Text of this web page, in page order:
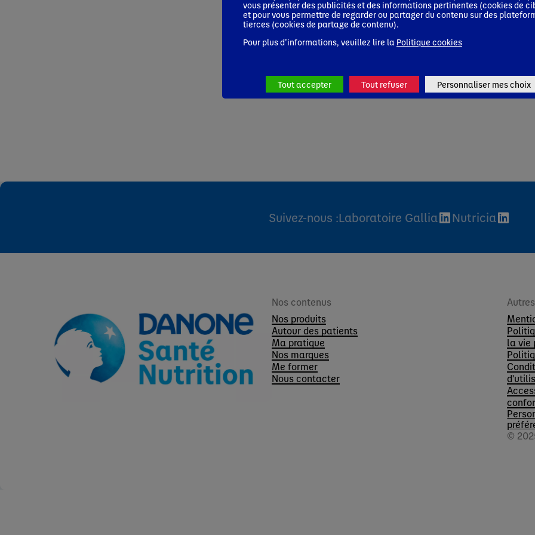
Suivez-nous :Laboratoire Gallia Nutricia
Nos contenus
Nos produits
Autour des patients
Ma pratique
Nos marques
Me former
Nous contacter
Autres
la vie
©
vous présenter des publicités et des informations pertinentes (cookies de
et pour vous permettre de regarder ou partager du contenu sur des
tierces (cookies de partage de contenu).
Pour plus d’informations, veuillez lire la Politique cookies
Tout accepter Tout refuser Personnaliser mes choix